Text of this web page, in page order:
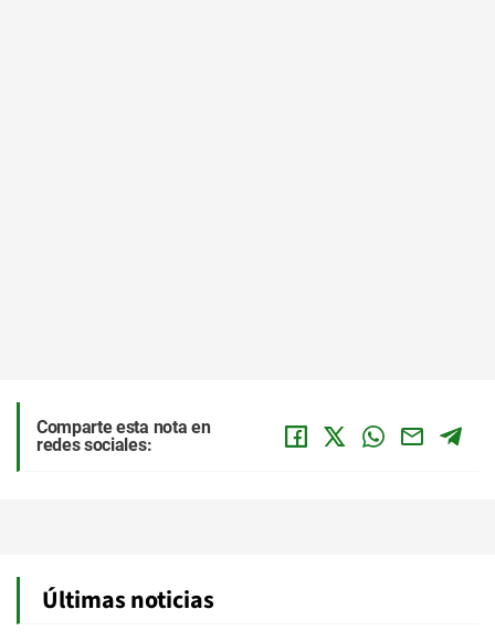
Comparte esta nota en
redes sociales:
Últimas noticias